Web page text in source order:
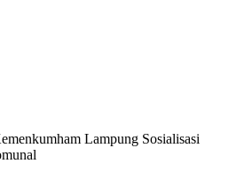
Lampung Sosialisasi